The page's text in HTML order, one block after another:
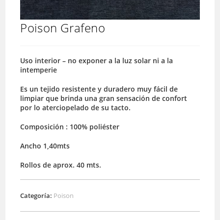
Poison Grafeno
Uso interior – no exponer a la luz solar ni a la
intemperie
Es un tejido resistente y duradero muy fácil de
limpiar que brinda una gran sensación de confort
por lo aterciopelado de su tacto.
Composición : 100% poliéster
Ancho 1,40mts
Rollos de aprox. 40 mts.
Categoría: Poison